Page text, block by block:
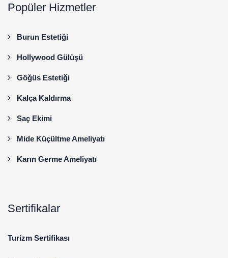
Popüler Hizmetler
Burun Estetiği
Hollywood Gülüşü
Göğüs Estetiği
Kalça Kaldırma
Saç Ekimi
Mide Küçültme Ameliyatı
Karın Germe Ameliyatı
Sertifikalar
Turizm Sertifikası